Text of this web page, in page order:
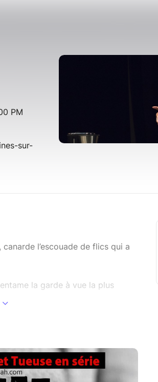
PM
sur-
l’escouade de flics qui a
la garde à vue la plus
Ventura ne sait pas à quel jeu